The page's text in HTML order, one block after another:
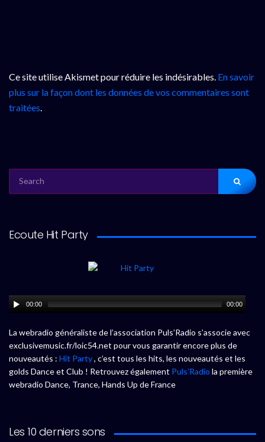
Ce site utilise Akismet pour réduire les indésirables. En savoir
plus sur la façon dont les données de vos commentaires sont
traitées.
FOR:
Ecoute Hit Party
00:00 00:00
La webradio généraliste de l’association Puls’Radio s’associe avec
exclusivemusic.fr/loic54.net pour vous garantir encore plus de
nouveautés : Hit Party, c’est tous les hits, les nouveautés et les
golds Dance et Club ! Retrouvez également Puls’Radio la première
webradio Dance, Trance, Hands Up de France
Les 10 derniers sons